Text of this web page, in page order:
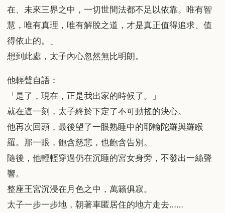
在、未來三界之中，一切世間法都不足以依靠。唯有智
慧，唯有真理，唯有解脫之道，才是真正值得追求、值
得依止的。」
想到此處，太子內心忽然無比明朗。
他輕聲自語：
「是了，現在，正是我出家的時候了。」
就在這一刻，太子終於下定了不可動搖的決心。
他再次回頭，最後望了一眼熟睡中的耶輸陀羅與羅睺
羅。那一眼，飽含慈悲，也飽含告別。
隨後，他輕輕穿過仍在沉睡的宮女身旁，不發出一絲聲
響。
整座王宮沉浸在月色之中，萬籟俱寂。
太子一步一步地，朝著車匿居住的地方走去……